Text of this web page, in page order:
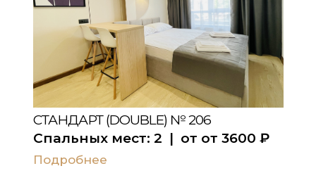
СТАНДАРТ (DOUBLE) № 206
Спальных мест: 2 | от от 3600 ₽
Подробнее